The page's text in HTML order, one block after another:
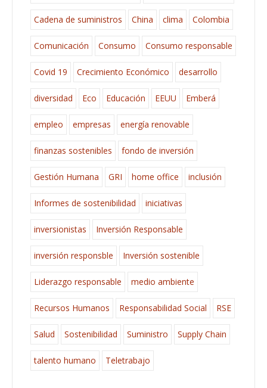
Cadena de suministros China clima Colombia
Comunicación Consumo Consumo responsable
Covid 19 Crecimiento Económico desarrollo
diversidad Eco Educación EEUU Emberá
empleo empresas energía renovable
finanzas sostenibles fondo de inversión
Gestión Humana GRI home office inclusión
Informes de sostenibilidad iniciativas
inversionistas Inversión Responsable
inversión responsble Inversión sostenible
Liderazgo responsable medio ambiente
Recursos Humanos Responsabilidad Social RSE
Salud Sostenibilidad Suministro Supply Chain
talento humano Teletrabajo